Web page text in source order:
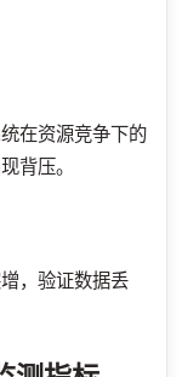
在资源竞争下的
背压。
，验证数据丢